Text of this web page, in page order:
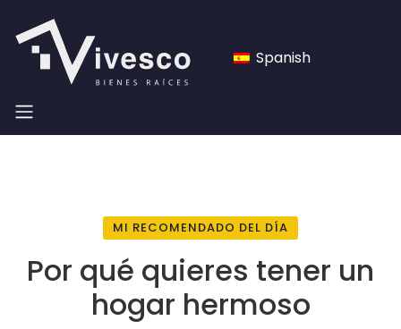
Spanish
MI RECOMENDADO DEL DÍA
Por qué quieres tener un
hogar hermoso